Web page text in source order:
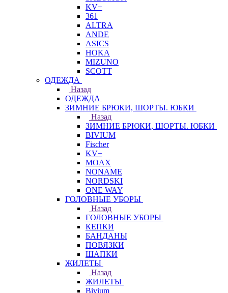
KV+
361
ALTRA
ANDE
ASICS
HOKA
MIZUNO
SCOTT
ОДЕЖДА
Назад
ОДЕЖДА
ЗИМНИЕ БРЮКИ, ШОРТЫ. ЮБКИ
Назад
ЗИМНИЕ БРЮКИ, ШОРТЫ. ЮБКИ
BIVIUM
Fischer
KV+
MOAX
NONAME
NORDSKI
ONE WAY
ГОЛОВНЫЕ УБОРЫ
Назад
ГОЛОВНЫЕ УБОРЫ
КЕПКИ
БАНДАНЫ
ПОВЯЗКИ
ШАПКИ
ЖИЛЕТЫ
Назад
ЖИЛЕТЫ
Bivium